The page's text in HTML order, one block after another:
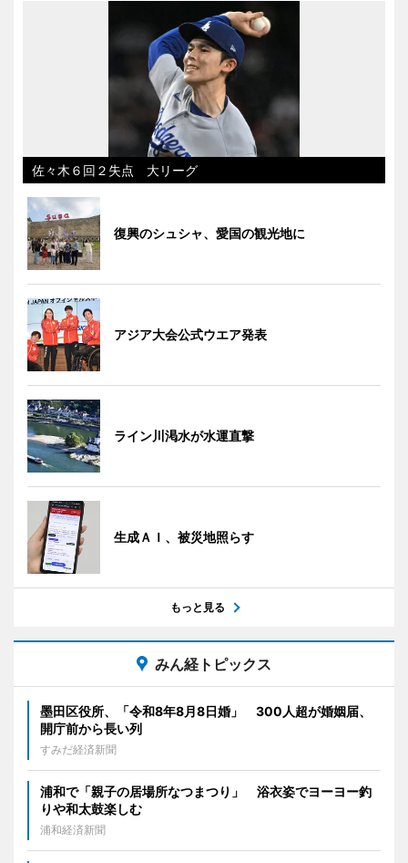
佐々木６回２失点 大リーグ
復興のシュシャ、愛国の観光地に
アジア大会公式ウエア発表
ライン川渇水が水運直撃
生成ＡＩ、被災地照らす
もっと見る
みん経トピックス
墨田区役所、「令和8年8月8日婚」 300人超が婚姻届、
開庁前から長い列
すみだ経済新聞
浦和で「親子の居場所なつまつり」 浴衣姿でヨーヨー釣
りや和太鼓楽しむ
浦和経済新聞